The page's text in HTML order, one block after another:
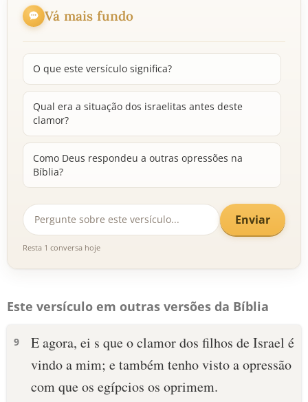
Vá mais fundo
O que este versículo significa?
Qual era a situação dos israelitas antes deste
clamor?
Como Deus respondeu a outras opressões na
Bíblia?
Enviar
Resta 1 conversa hoje
Este versículo em outras versões da Bíblia
9
E agora, ei s que o clamor dos filhos de Israel é
vindo a mim; e também tenho visto a opressão
com que os egípcios os oprimem.